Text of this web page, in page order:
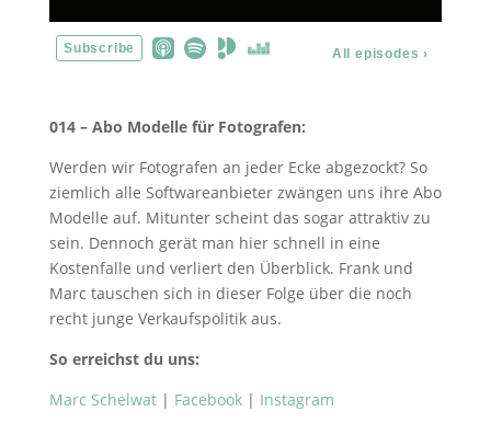
014 – Abo Modelle für Fotografen:
Werden wir Fotografen an jeder Ecke abgezockt? So
ziemlich alle Softwareanbieter zwängen uns ihre Abo
Modelle auf. Mitunter scheint das sogar attraktiv zu
sein. Dennoch gerät man hier schnell in eine
Kostenfalle und verliert den Überblick. Frank und
Marc tauschen sich in dieser Folge über die noch
recht junge Verkaufspolitik aus.
So erreichst du uns:
Marc Schelwat| Facebook| Instagram